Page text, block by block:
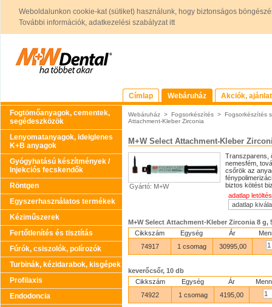
Weboldalunkon cookie-kat (sütiket) használunk, hogy biztonságos
További információk, adatkezelési szabályzat itt
Címlap Webáruház
Akciók,
Fogtömőanyagok, cementek,
segédeszközök
Lenyomatanyagok, ideiglenes
K+B anyagok
Gyógyhatású készítmények /
Injekciós fecskendők
Röntgen
Egyszerhasználatos termékek
Kéziműszerek
Fertőtlenítés és tisztítás
Fúrók, csiszolók, polírozók
Turbinák, kézidarabok, kisgépek
Profilaxis
Endodoncia
Webáruház > Fogsorkészítés > Fogsorkészítés
Attachment-Kleber Zirconia
M+W Select Attachment-Kleber
Gyártó: M+W
Transzparens,
nemesfém,
csőrök az
biztos kötést
adatlap
M+W Select Attachment-Kleber Zirconia 8 g,
Cikkszám
Egység Ár
74917
1 csomag 30995,00
keverőcsőr, 10 db
Cikkszám
Egység Ár
74922
1 csomag 4195,00